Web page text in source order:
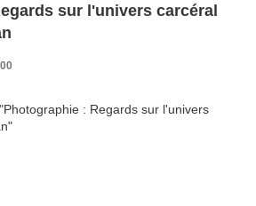
sur l'univers carcéral